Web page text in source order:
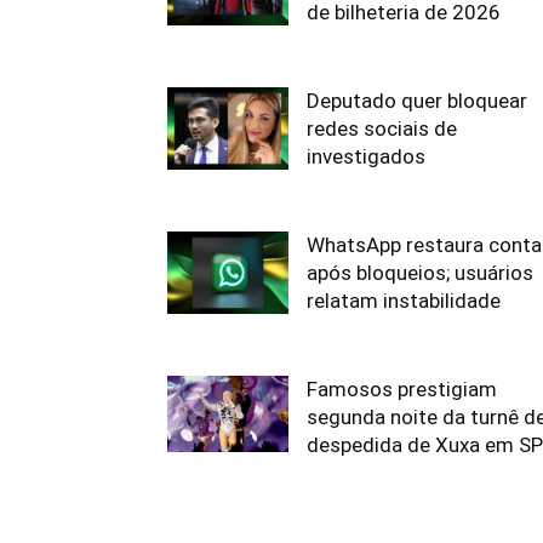
de bilheteria de 2026
Deputado quer bloquear
redes sociais de
investigados
WhatsApp restaura
após bloqueios; usuários
relatam instabilidade
Famosos prestigiam
segunda noite da turnê
despedida de Xuxa em SP